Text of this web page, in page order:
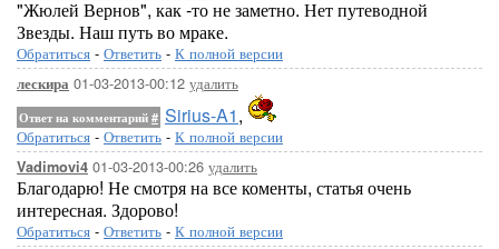
"Жюлей Вернов", как -то не заметно. Нет путеводной
Звезды. Наш путь во мраке.
Обратиться - Ответить - К полной версии
лескира 01-03-2013-00:12 удалить
Ответ на комментарий # Sirius-A1,
Обратиться - Ответить - К полной версии
Vadimovi4 01-03-2013-00:26 удалить
Благодарю! Не смотря на все коменты, статья очень
интересная. Здорово!
Обратиться - Ответить - К полной версии